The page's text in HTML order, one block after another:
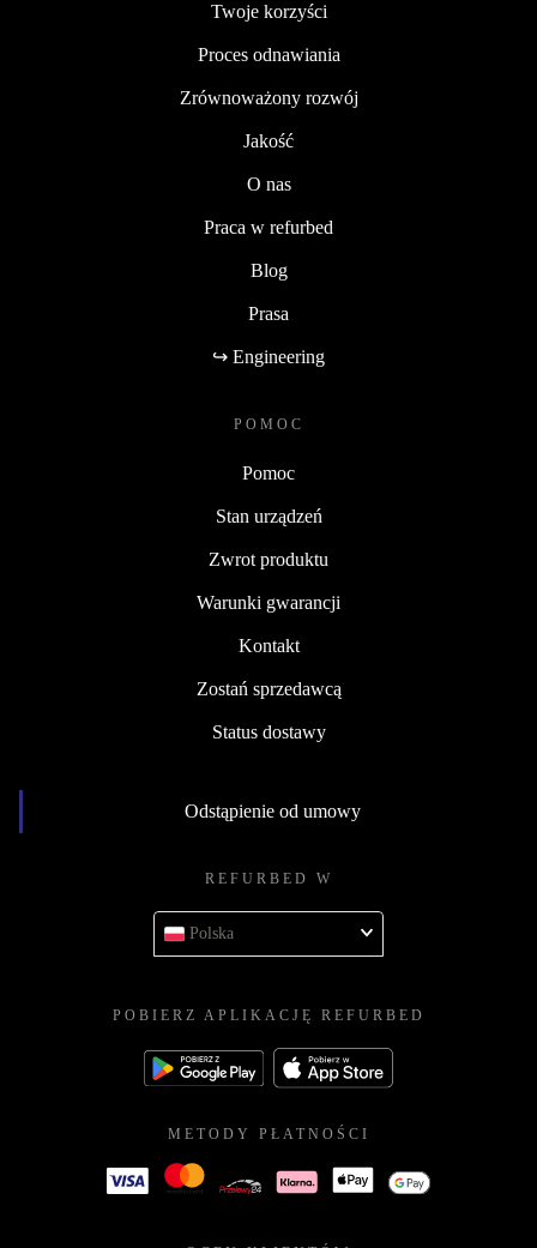
Twoje korzyści
Proces odnawiania
Zrównoważony rozwój
Jakość
O nas
Praca w refurbed
Blog
Prasa
↪ Engineering
POMOC
Pomoc
Stan urządzeń
Zwrot produktu
Warunki gwarancji
Kontakt
Zostań sprzedawcą
Status dostawy
Odstąpienie od umowy
REFURBED W
Polska
POBIERZ APLIKACJĘ REFURBED
METODY PŁATNOŚCI